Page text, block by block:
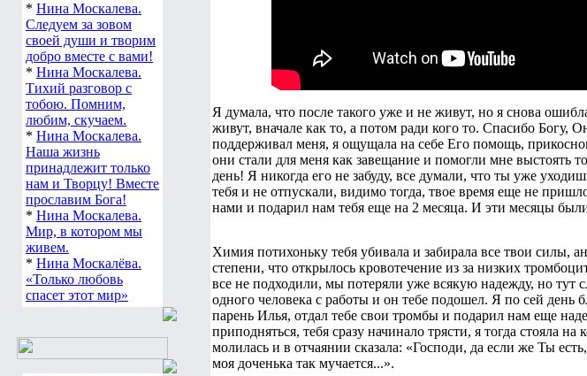
* Нина Москалева.
Следуем за зовом
своей души и творим
добро вместе с вами!
* Нина Москалева.
Тихий разговор с
тобою. Помним,
любим, скучаем.
* Нина Москалева.
Наша жизнь
принадлежит только
нам и Творцу! Вместе
прославим Бога!
* Нина Москалева.
Мир, в котором мы
живем.
* Нина Москалёва.
«Только любовь
спасет этот мир»
Я думала, что после такого уже и не живут, но я снова
живут, вначале как то, а потом ради кого то. Спасибо Богу,
поддерживал меня, я ощущала на себе Его помощь,
они стали для меня как завещание и помогли мне выстоять
день! Я никогда его не забуду, все думали, что ты уже
тебя и не отпускали, видимо тогда, твое время еще не
нами и подарил нам тебя еще на 2 месяца. И эти месяцы
Химия потихоньку тебя убивала и забирала все твои силы,
степени, что открылось кровотечение из за низких
все не подходили, мы потеряли уже всякую надежду, но тут
одного человека с работы и он тебе подошел. Я по сей день
парень Илья, отдал тебе свои тромбы и подарил нам еще
приподняться, тебя сразу начинало трясти, я тогда стояла на
молилась и в отчаянии сказала: «Господи, да если же Ты
моя доченька так мучается...».